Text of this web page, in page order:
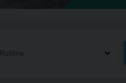
Ruština